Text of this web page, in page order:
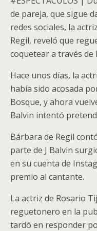
de pareja, que sigue
redes sociales, la
Regil, reveló que
coquetear a través de
Hace unos días, la
había sido acosada
Bosque, y ahora
Balvin intentó
Bárbara de Regil
parte de J Balvin
en su cuenta de
premio al cantante.
La actriz de Rosario
reguetonero en la
tardó en responder